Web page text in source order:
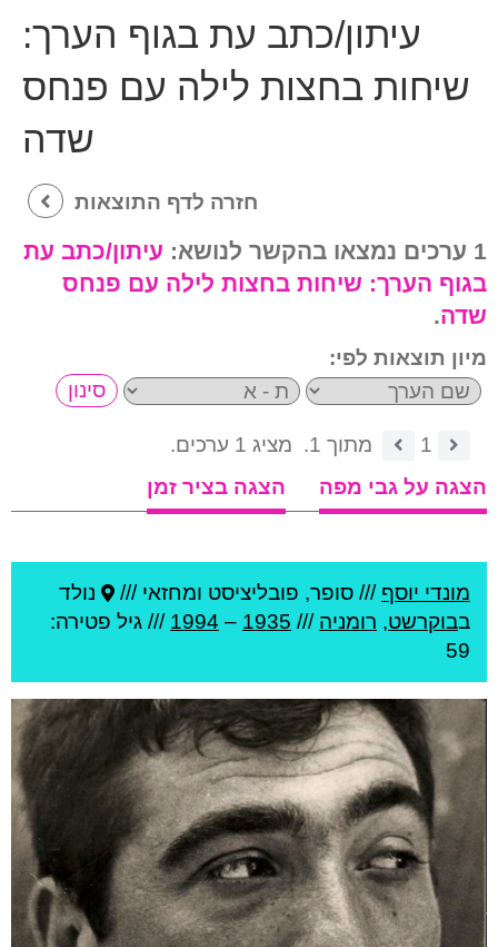
עיתון/כתב עת בגוף הערך:
שיחות בחצות לילה עם פנחס
שדה
חזרה לדף התוצאות
1 ערכים נמצאו בהקשר לנושא:
עיתון/כתב עת
בגוף הערך: שיחות בחצות לילה עם פנחס
שדה.
מיון תוצאות לפי:
1 מתוך 1.
מציג 1 ערכים.
הצגה על גבי מפה
הצגה בציר זמן
מונדי יוסף /// סופר, פובליציסט ומחזאי ///
נולד
בבוקרשט, רומניה ///
1935
–
1994 /// גיל פטירה:
59